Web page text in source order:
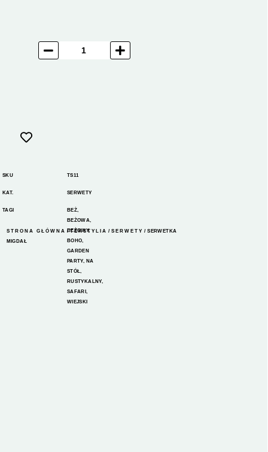
SKU TS11
KAT. SERWETY
TAGI BEŻ,
BEŻOWA
BEŻOWY,
BOHO
GARDEN
PARTY, NA
STÓŁ
RUSTYKALNY,
SAFARI
WIEJSKI
STRONA GŁÓWNA /TEKSTYLIA /SERWETY / SERWETKA
MIGDAŁ